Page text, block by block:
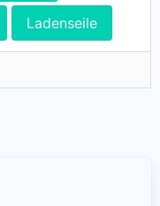
Ladenseile